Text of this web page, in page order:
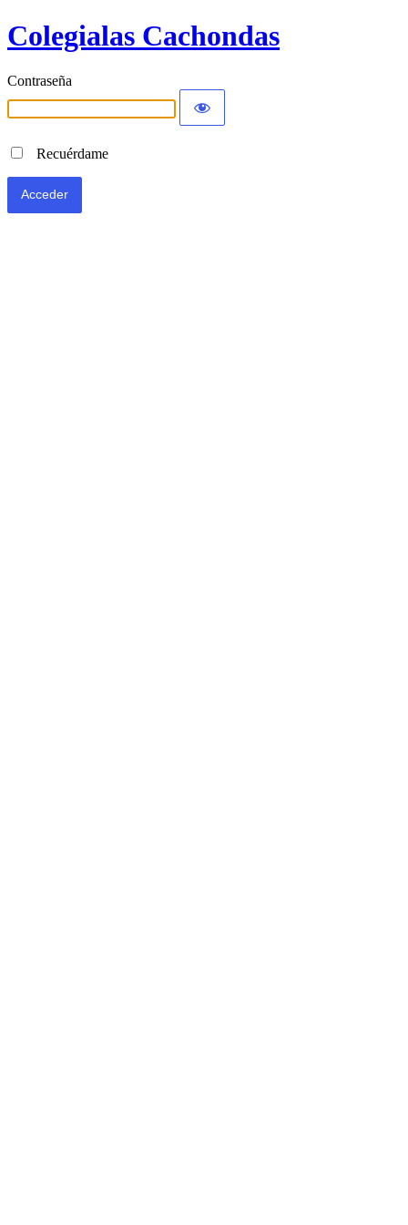
Colegialas Cachondas
Contraseña
Recuérdame